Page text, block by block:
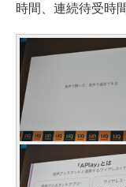
時間、連続待受時